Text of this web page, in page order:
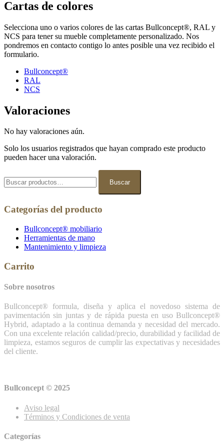
Cartas de colores
Selecciona uno o varios colores de las cartas Bullconcept®, RAL y
NCS para tener su mueble completamente personalizado. Nos
pondremos en contacto contigo lo antes posible una vez recibido el
formulario.
Bullconcept®
RAL
NCS
Valoraciones
No hay valoraciones aún.
Solo los usuarios registrados que hayan comprado este producto
pueden hacer una valoración.
por:
Buscar
Categorías del producto
Bullconcept® mobiliario
Herramientas de mano
Mantenimiento y limpieza
Carrito
Sobre nosotros
Bullconcept® formula, diseña y aplica el novedoso sistema de
pavimentación sin juntas y de rápida puesta en uso Bullconcept®
Hybrid, adaptado a la continua demanda y necesidad del mercado.
Con una excelente relación calidad/precio, durabilidad y facilidad de
limpieza, estamos seguros de cumplir las expectativas y necesidades
del cliente.
Bullconcept © 2025
Aviso legal
Términos y Condiciones de venta
Categorías